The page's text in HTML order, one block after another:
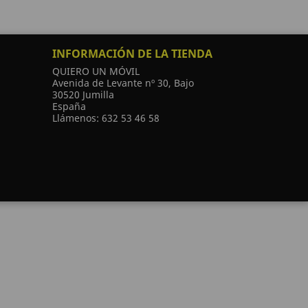
INFORMACIÓN DE LA TIENDA
QUIERO UN MÓVIL
Avenida de Levante nº 30, Bajo
30520 Jumilla
España
Llámenos: 632 53 46 58